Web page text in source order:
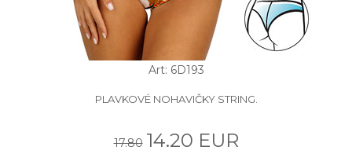
Art: 6D193
PLAVKOVÉ NOHAVIČKY STRING.
17.80 14.20 EUR